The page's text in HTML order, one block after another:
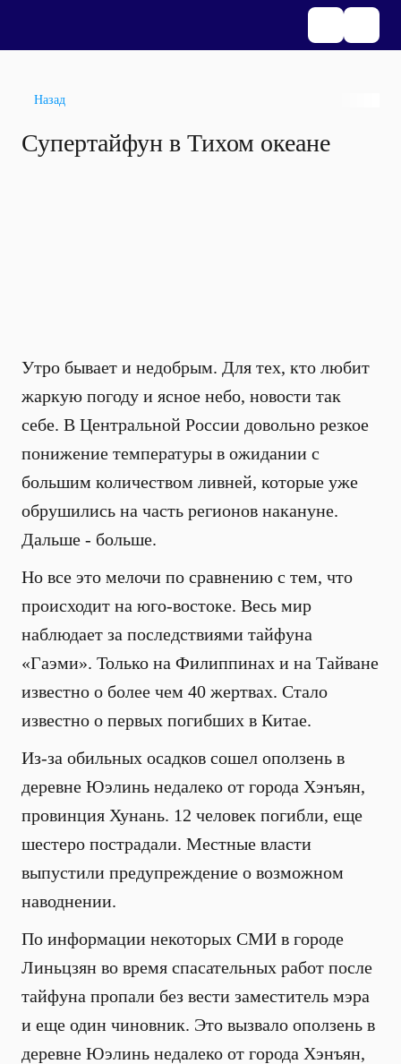
Назад
Супертайфун в Тихом океане
Утро бывает и недобрым. Для тех, кто любит
жаркую погоду и ясное небо, новости так
себе. В Центральной России довольно резкое
понижение температуры в ожидании с
большим количеством ливней, которые уже
обрушились на часть регионов накануне.
Дальше - больше.
Но все это мелочи по сравнению с тем, что
происходит на юго-востоке. Весь мир
наблюдает за последствиями тайфуна
«Гаэми». Только на Филиппинах и на Тайване
известно о более чем 40 жертвах. Стало
известно о первых погибших в Китае.
Из-за обильных осадков сошел оползень в
деревне Юэлинь недалеко от города Хэнъян,
провинция Хунань. 12 человек погибли, еще
шестеро пострадали. Местные власти
выпустили предупреждение о возможном
наводнении.
По информации некоторых СМИ в городе
Линьцзян во время спасательных работ после
тайфуна пропали без вести заместитель мэра
и еще один чиновник. Это вызвало оползень в
деревне Юэлинь недалеко от города Хэнъян,